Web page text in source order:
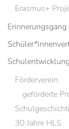
Erasmus+
Schulentwicklung
Förderverein
geförderte
30 Jahre HLS